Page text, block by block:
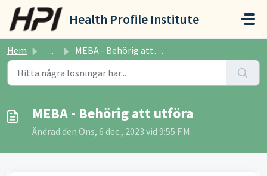
Hoppa över till huvudinnehåll
Health Profile Institute
Hem ... MEBA - Behörig att utföra
MEBA - Behörig att utföra
Ändrad den Ons, 6 dec., 2023 vid 9:55 F.M.